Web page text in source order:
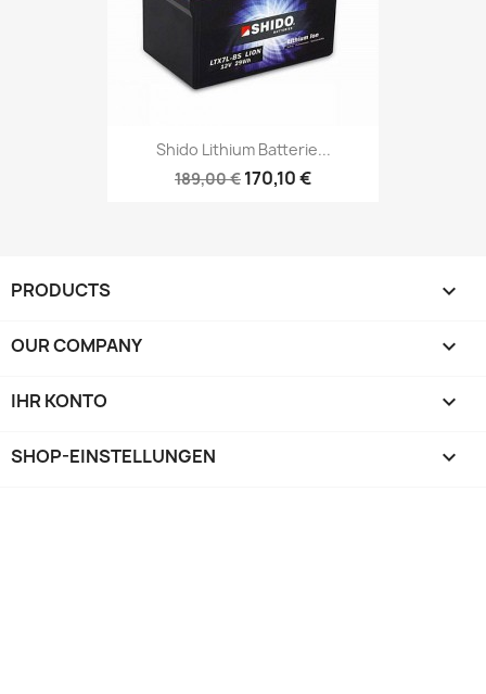
Shido Lithium Batterie...
189,00 € 170,10 €
PRODUCTS 
OUR COMPANY 
IHR KONTO 
SHOP-EINSTELLUNGEN keyboard_arrow_down